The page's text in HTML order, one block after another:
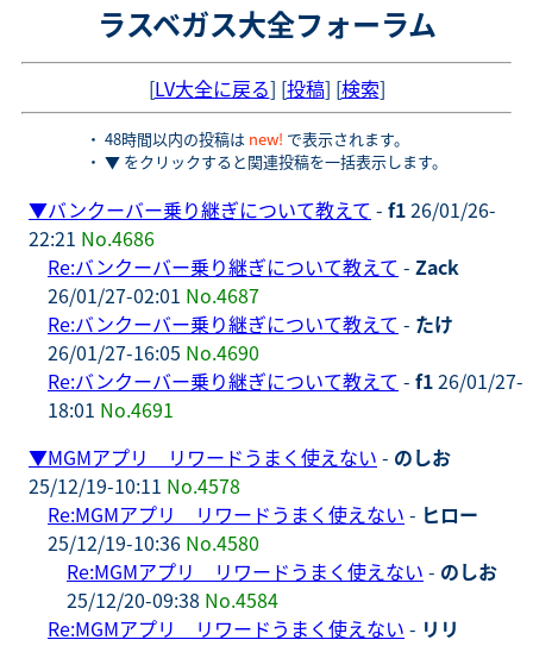
ラスベガス大全フォーラム
[LV大全に戻る] [投稿] [検索]
・ 48時間以内の投稿は new! で表示されます。
・ ▼ をクリックすると関連投稿を一括表示します。
▼バンクーバー乗り継ぎについて教えて - f126/01/26-
22:21 No.4686
Re:バンクーバー乗り継ぎについて教えて - Zack
26/01/27-02:01 No.4687
Re:バンクーバー乗り継ぎについて教えて - たけ
26/01/27-16:05 No.4690
Re:バンクーバー乗り継ぎについて教えて - f126/01/27-
18:01 No.4691
▼MGMアプリ リワードうまく使えない - のしお
25/12/19-10:11 No.4578
Re:MGMアプリ リワードうまく使えない - ヒロー
25/12/19-10:36 No.4580
Re:MGMアプリ リワードうまく使えない - のしお
25/12/20-09:38 No.4584
Re:MGMアプリ リワードうまく使えない - リリ